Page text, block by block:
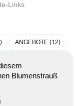
Links.
ANGEBOTE (12)
Blumenstrauß